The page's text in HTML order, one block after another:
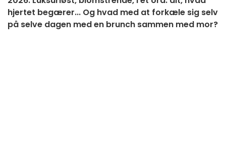
hjertet begærer... Og hvad med at forkæle sig selv
på selve dagen med en brunch sammen med mor?